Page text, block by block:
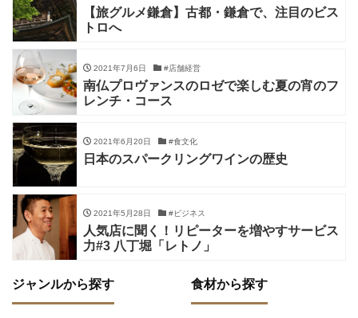
【旅グルメ鎌倉】古都・鎌倉で、注目のビス
トロへ
2021年7月6日 #店舗経営
南仏プロヴァンスのロゼで楽しむ夏の宵のフ
レンチ・コース
2021年6月20日 #食文化
日本のスパークリングワインの歴史
2021年5月28日 #ビジネス
人気店に聞く！リピーターを増やすサービス
力#3 八丁堀「レトノ」
ジャンルから探す 食材から探す